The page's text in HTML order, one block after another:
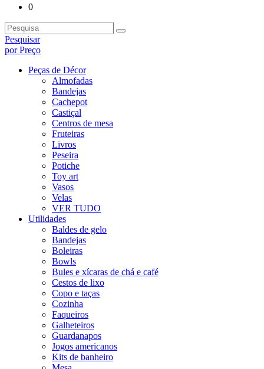
0
Pesquisar
por Preço
Peças de Décor
Almofadas
Bandejas
Cachepot
Castiçal
Centros de mesa
Fruteiras
Livros
Peseira
Potiche
Toy art
Vasos
Velas
VER TUDO
Utilidades
Baldes de gelo
Bandejas
Boleiras
Bowls
Bules e xícaras de chá e café
Cestos de lixo
Copo e taças
Cozinha
Faqueiros
Galheteiros
Guardanapos
Jogos americanos
Kits de banheiro